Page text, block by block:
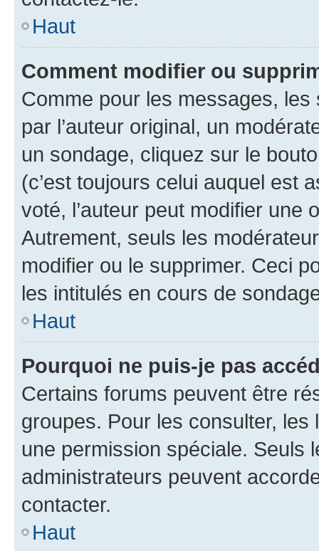
Haut
Comment modifier ou
Comme pour les messages,
par l’auteur original, un
un sondage, cliquez sur le
(c’est toujours celui auquel est
voté, l’auteur peut modifier une
Autrement, seuls les
modifier ou le supprimer. Ceci
les intitulés en cours de
Haut
Pourquoi ne puis-je pas
Certains forums peuvent être
groupes. Pour les consulter,
une permission spéciale. Seuls
administrateurs peuvent
contacter.
Haut